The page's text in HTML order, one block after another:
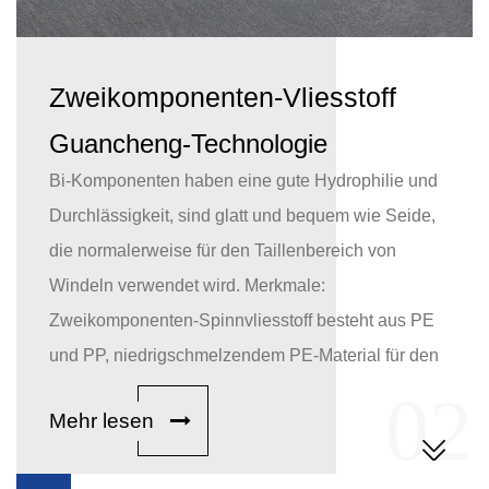
Zweikomponenten-Vliesstoff
Guancheng-Technologie
Bi-Komponenten haben eine gute Hydrophilie und
Durchlässigkeit, sind glatt und bequem wie Seide,
die normalerweise für den Taillenbereich von
Windeln verwendet wird. Merkmale:
Zweikomponenten-Spinnvliesstoff besteht aus PE
und PP, niedrigschmelzendem PE-Material für den
Mantel und PP-Material für den Kern. Im Vergleich
zu herkömmlichen Einkomponenten-
Spinnvliesstoffen sorgt die bahnbrechende
Mehr lesen 02